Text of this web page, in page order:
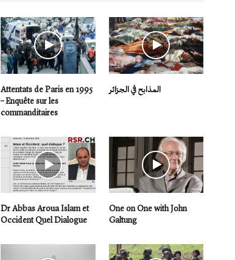
Attentats de Paris en 1995
– Enquête sur les
commanditaires
المذابح في الجزائر
Dr Abbas Aroua Islam et
Occident Quel Dialogue
One on One with John
Galtung